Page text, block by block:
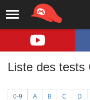
Liste des tests
0-9 A B C D